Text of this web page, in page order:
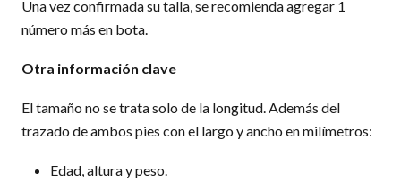
Una vez confirmada su talla, se recomienda agregar 1
número más en bota.
Otra información clave
El tamaño no se trata solo de la longitud. Además del
trazado de ambos pies con el largo y ancho en milímetros:
Edad, altura y peso.